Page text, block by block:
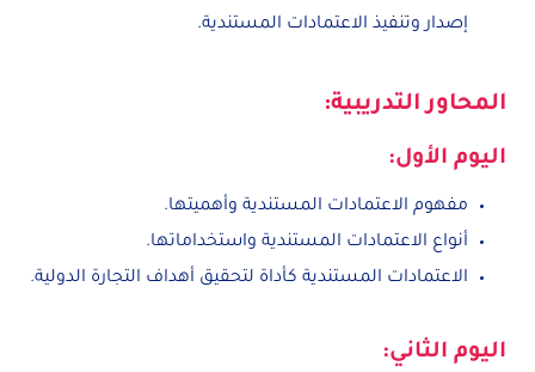
إصدار وتنفيذ الاعتمادات المستندية.
المحاور التدريبية:
اليوم الأول:
مفهوم الاعتمادات المستندية وأهميتها.
أنواع الاعتمادات المستندية واستخداماتها.
الاعتمادات المستندية كأداة لتحقيق أهداف التجارة الدولية.
اليوم الثاني: